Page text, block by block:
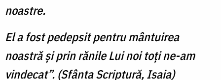
noastre.
El a fost pedepsit pentru mântuirea
noastră şi prin rănile Lui noi toţi ne-am
vindecat”. (Sfânta Scriptură, Isaia)